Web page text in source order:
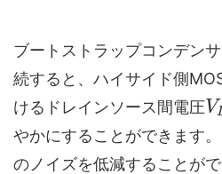
ブートストラップコンデンサ
続すると、ハイサイド側
けるドレインソース間電圧V
やかにすることができます
のノイズを低減することがで